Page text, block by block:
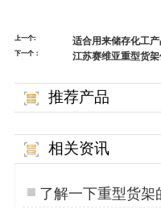
上一个: 适合用来储存化工
下一个： 江苏赛维亚重型货
推荐产品
相关资讯
了解一下重型货